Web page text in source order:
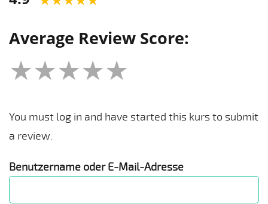
Average Review Score:
★★★★★
You must log in and have started this kurs to submit
a review.
Benutzername oder E-Mail-Adresse